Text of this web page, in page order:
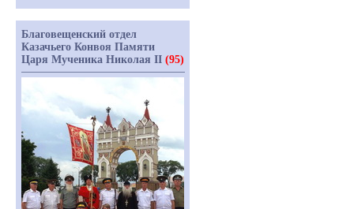
Благовещенский отдел
Казачьего Конвоя Памяти
Царя Мученика Николая II (95)